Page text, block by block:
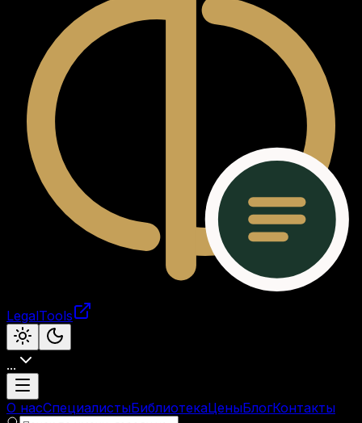
LegalTools
...
Загрузка аккаунта
О насСпециалистыБиблиотекаЦеныБлогКонтакты